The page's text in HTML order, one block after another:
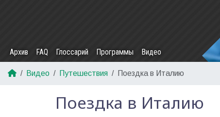
Архив FAQ Глоссарий Программы Видео
Видео Путешествия Поездка в Италию
Поездка в Италию